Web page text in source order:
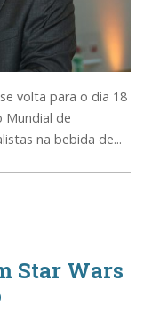
volta para o dia 18
Mundial de
na bebida de...
Star Wars